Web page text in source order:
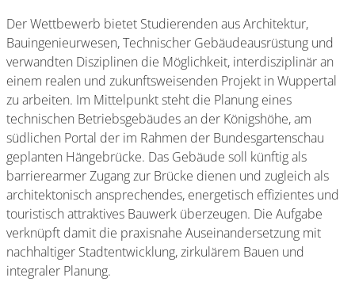
Der Wettbewerb bietet Studierenden aus Architektur,
Bauingenieurwesen, Technischer Gebäudeausrüstung und
verwandten Disziplinen die Möglichkeit, interdisziplinär an
einem realen und zukunftsweisenden Projekt in Wuppertal
zu arbeiten. Im Mittelpunkt steht die Planung eines
technischen Betriebsgebäudes an der Königshöhe, am
südlichen Portal der im Rahmen der Bundesgartenschau
geplanten Hängebrücke. Das Gebäude soll künftig als
barrierearmer Zugang zur Brücke dienen und zugleich als
architektonisch ansprechendes, energetisch effizientes und
touristisch attraktives Bauwerk überzeugen. Die Aufgabe
verknüpft damit die praxisnahe Auseinandersetzung mit
nachhaltiger Stadtentwicklung, zirkulärem Bauen und
integraler Planung.